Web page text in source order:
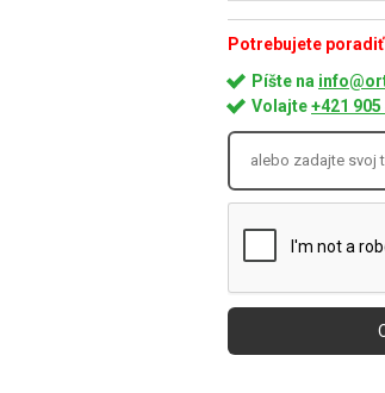
Potrebujete
Píšte na
Volajte+421